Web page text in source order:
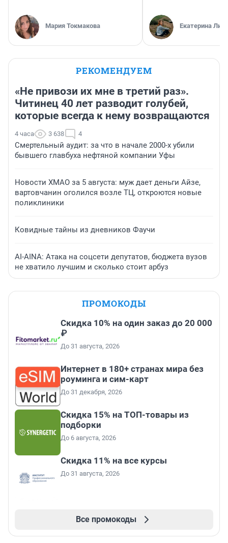
Мария Токмакова Екатерина
РЕКОМЕНДУЕМ
«Не привози их мне в третий раз».
Читинец 40 лет разводит голубей,
которые всегда к нему возвращаются
4 часа 3 638 4
Смертельный аудит: за что в начале 2000-х убили
бывшего главбуха нефтяной компании Уфы
Новости ХМАО за 5 августа: муж дает деньги Айзе,
вартовчанин оголился возле ТЦ, откроются новые
поликлиники
Ковидные тайны из дневников Фаучи
AI-AINA: Атака на соцсети депутатов, бюджета вузов
не хватило лучшим и сколько стоит арбуз
ПРОМОКОДЫ
Скидка 10% на один заказ до 20 000
₽
До 31 августа, 2026
Интернет в 180+ странах мира без
роуминга и сим-карт
До 31 декабря, 2026
Скидка 15% на ТОП-товары из
подборки
До 6 августа, 2026
Скидка 11% на все курсы
До 31 августа, 2026
Все промокоды